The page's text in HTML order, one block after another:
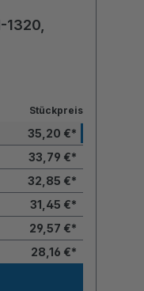
Stückpreis
35,20 €*
33,79 €*
32,85 €*
31,45 €*
29,57 €*
28,16 €*